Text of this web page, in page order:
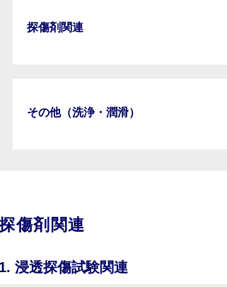
探傷剤関連
その他（洗浄・潤滑）
傷剤関連
1. 浸透探傷試験関連